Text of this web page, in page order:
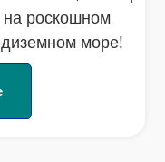
роскошном
море!